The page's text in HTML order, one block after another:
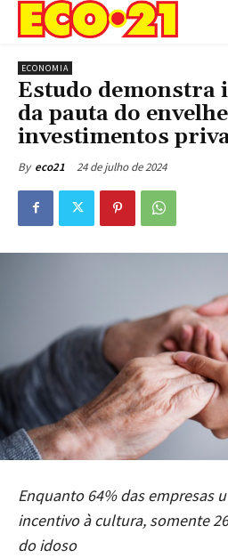
ECONOMIA
Estudo demonstra
da pauta do
investimentos
By eco21 24 de julho de 2024
Enquanto 64% das empresas
incentivo à cultura, somente
do idoso